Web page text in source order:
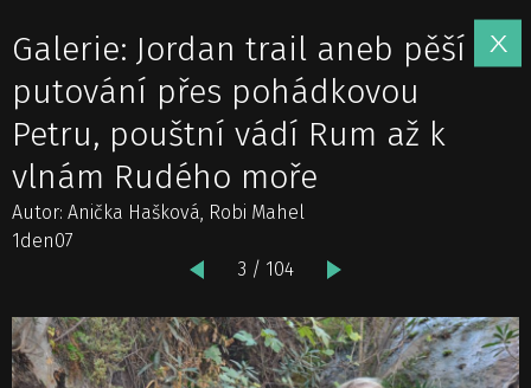
Galerie: Jordan trail aneb pěší
putování přes pohádkovou
Petru, pouštní vádí Rum až k
vlnám Rudého moře
Autor: Anička Hašková, Robi Mahel
1den07
3 / 104